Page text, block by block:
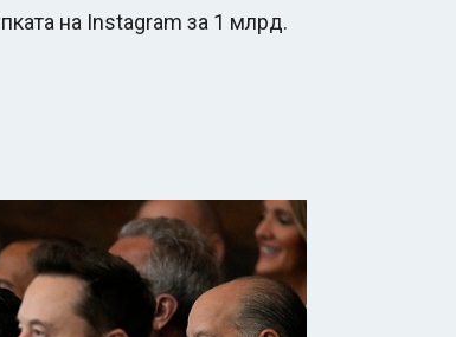
на Instagram за 1 млрд.